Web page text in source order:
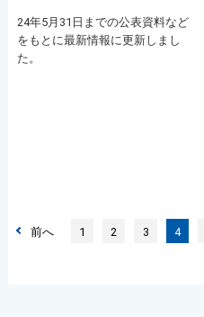
24年5月31日までの公表資料など
をもとに最新情報に更新しまし
た。
前へ 1 2 3 4